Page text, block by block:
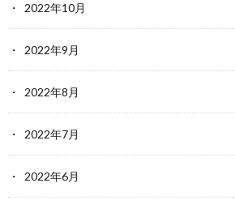
2022年10月
2022年9月
2022年8月
2022年7月
2022年6月